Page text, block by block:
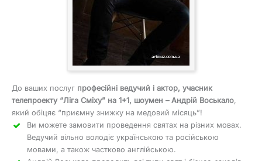
До ваших послуг професійні ведучий і актор, учасник
телепроекту “Ліга Сміху” на 1+1, шоумен – Андрій Воськало,
який обіцяє “приємну знижку на медовий місяць”!
Ви можете замовити проведення святах на різних мовах.
Ведучий вільно володіє українською та російською
мовами, а також частково англійською.